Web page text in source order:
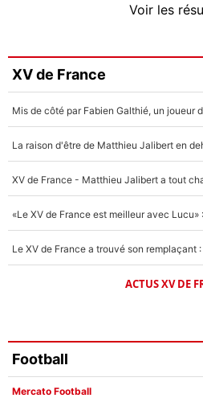
Faris Moumbagna
4%
Un autre joueur
5%
Voir les
XV de France
ACTUS XV DE
Football
Mercato Football